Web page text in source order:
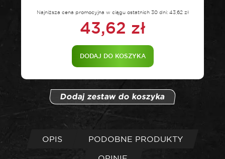
Najniższa cena promocyjna w ciągu ostatnich 30 dni: 43,62 zł
43,62 zł
DODAJ DO KOSZYKA
Dodaj zestaw do koszyka
OPIS
PODOBNE PRODUKTY